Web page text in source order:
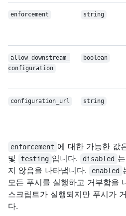
enforcement string
allow_downstream_
configuration
boolean
configuration_url string
enforcement 에 대한 가능한 값
및 testing 입니다. disabled
지 않음을 나타냅니다.
enabled
모든 푸시를 실행하고 거부함을
스크립트가 실행되지만 푸시가
다.